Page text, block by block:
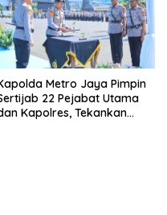
Metro Jaya Pimpin
22 Pejabat Utama
Kapolres, Tekankan